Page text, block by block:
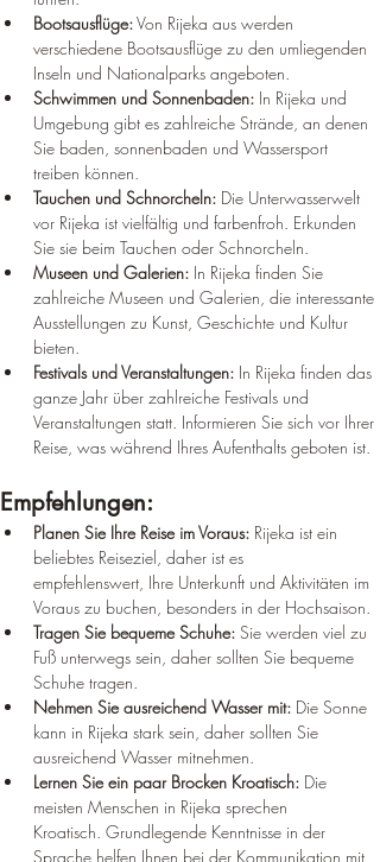
Bootsausflüge: Von Rijeka aus werden
verschiedene Bootsausflüge zu den umliegenden
Inseln und Nationalparks angeboten.
Schwimmen und Sonnenbaden: In Rijeka und
Umgebung gibt es zahlreiche Strände, an denen
Sie baden, sonnenbaden und Wassersport
treiben können.
Tauchen und Schnorcheln: Die Unterwasserwelt
vor Rijeka ist vielfältig und farbenfroh. Erkunden
Sie sie beim Tauchen oder Schnorcheln.
Museen und Galerien: In Rijeka finden Sie
zahlreiche Museen und Galerien, die interessante
Ausstellungen zu Kunst, Geschichte und Kultur
bieten.
Festivals und Veranstaltungen: In Rijeka finden das
ganze Jahr über zahlreiche Festivals und
Veranstaltungen statt. Informieren Sie sich vor Ihrer
Reise, was während Ihres Aufenthalts geboten ist.
Empfehlungen:
Planen Sie Ihre Reise im Voraus: Rijeka ist ein
beliebtes Reiseziel, daher ist es
empfehlenswert, Ihre Unterkunft und Aktivitäten im
Voraus zu buchen, besonders in der Hochsaison.
Tragen Sie bequeme Schuhe: Sie werden viel zu
Fuß unterwegs sein, daher sollten Sie bequeme
Schuhe tragen.
Nehmen Sie ausreichend Wasser mit: Die Sonne
kann in Rijeka stark sein, daher sollten Sie
ausreichend Wasser mitnehmen.
Lernen Sie ein paar Brocken Kroatisch: Die
meisten Menschen in Rijeka sprechen
Kroatisch. Grundlegende Kenntnisse in der
Sprache helfen Ihnen bei der Kommunikation mit